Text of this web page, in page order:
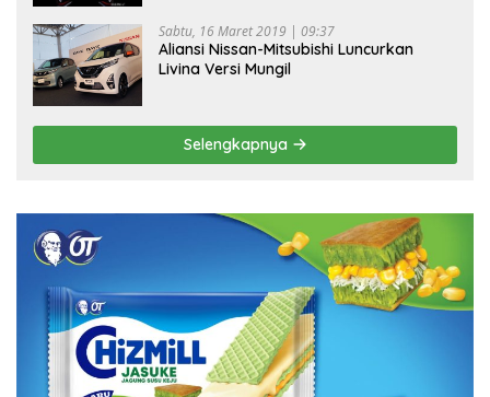
Sabtu, 16 Maret 2019 | 09:37
Aliansi Nissan-Mitsubishi Luncurkan
Livina Versi Mungil
Selengkapnya